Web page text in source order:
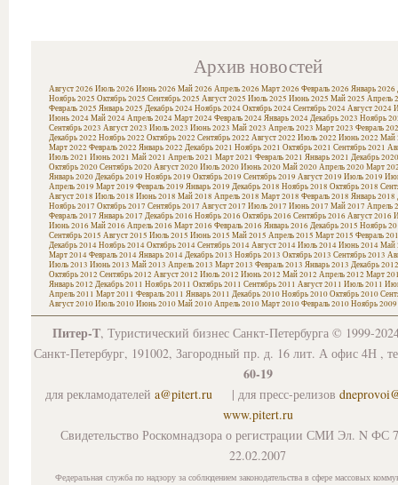
Архив новостей
Август 2026 Июль 2026 Июнь 2026 Май 2026 Апрель 2026 Март 2026 Февраль 2026 Январь 2026
Ноябрь 2025 Октябрь 2025 Сентябрь 2025 Август 2025 Июль 2025 Июнь 2025 Май 2025 Апрель
Февраль 2025 Январь 2025 Декабрь 2024Ноябрь 2024Октябрь 2024Сентябрь 2024Август 2024
Июнь 2024Май 2024Апрель 2024Март 2024Февраль 2024Январь 2024Декабрь 2023 Ноябрь
Сентябрь 2023 Август 2023 Июль 2023 Июнь 2023 Май 2023 Апрель 2023 Март 2023 Февраль
Декабрь 2022 Ноябрь 2022 Октябрь 2022 Сентябрь 2022 Август 2022 Июль 2022 Июнь 2022 Май
Март 2022 Февраль 2022 Январь 2022 Декабрь 2021 Ноябрь 2021 Октябрь 2021 Сентябрь 2021
Июль 2021 Июнь 2021 Май 2021 Апрель 2021 Март 2021 Февраль 2021 Январь 2021 Декабрь 2020
Октябрь 2020Сентябрь 2020Август 2020Июль 2020Июнь 2020Май 2020Апрель 2020Март
Январь 2020Декабрь 2019 Ноябрь 2019 Октябрь 2019 Сентябрь 2019 Август 2019 Июль 2019
Апрель 2019 Март 2019 Февраль 2019 Январь 2019 Декабрь 2018 Ноябрь 2018 Октябрь 2018
Август 2018 Июль 2018 Июнь 2018 Май 2018 Апрель 2018 Март 2018 Февраль 2018 Январь 2018
Ноябрь 2017 Октябрь 2017 Сентябрь 2017 Август 2017 Июль 2017 Июнь 2017 Май 2017 Апрель
Февраль 2017 Январь 2017 Декабрь 2016 Ноябрь 2016 Октябрь 2016 Сентябрь 2016 Август 2016
Июнь 2016 Май 2016 Апрель 2016 Март 2016 Февраль 2016 Январь 2016 Декабрь 2015 Ноябрь
Сентябрь 2015 Август 2015 Июль 2015 Июнь 2015 Май 2015 Апрель 2015 Март 2015 Февраль
Декабрь 2014Ноябрь 2014Октябрь 2014Сентябрь 2014Август 2014Июль 2014Июнь 2014Май
Март 2014Февраль 2014Январь 2014Декабрь 2013 Ноябрь 2013 Октябрь 2013 Сентябрь 2013
Июль 2013 Июнь 2013 Май 2013 Апрель 2013 Март 2013 Февраль 2013 Январь 2013 Декабрь 2012
Октябрь 2012 Сентябрь 2012 Август 2012 Июль 2012 Июнь 2012 Май 2012 Апрель 2012 Март
Январь 2012 Декабрь 2011 Ноябрь 2011 Октябрь 2011 Сентябрь 2011 Август 2011 Июль 2011
Апрель 2011 Март 2011 Февраль 2011 Январь 2011 Декабрь 2010Ноябрь 2010Октябрь 2010
Август 2010Июль 2010Июнь 2010Май 2010Апрель 2010Март 2010Февраль 2010Ноябрь 2009
Питер-Т, Туристический бизнес Санкт-Петербурга © 1999-
Санкт-Петербург, 191002, Загородный пр. д. 16 лит. А офис 4Н ,
60-19
для рекламодателей a@pitert.ru | для пресс-релизов
www.pitert.ru
Свидетельство Роскомнадзора о регистрации СМИ Эл. N ФС
22.02.2007
Федеральная служба по надзору за соблюдением законодательства в сфере массовых